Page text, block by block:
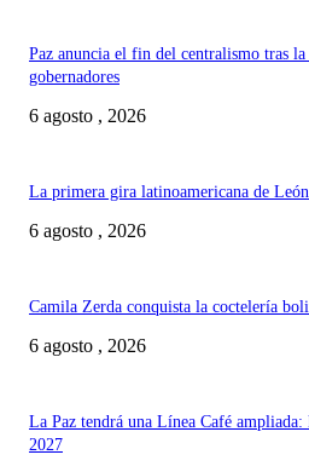
Paz anuncia el fin del centralismo tras
gobernadores
6 agosto , 2026
La primera gira latinoamericana de
6 agosto , 2026
Camila Zerda conquista la coctelería
6 agosto , 2026
La Paz tendrá una Línea Café
2027